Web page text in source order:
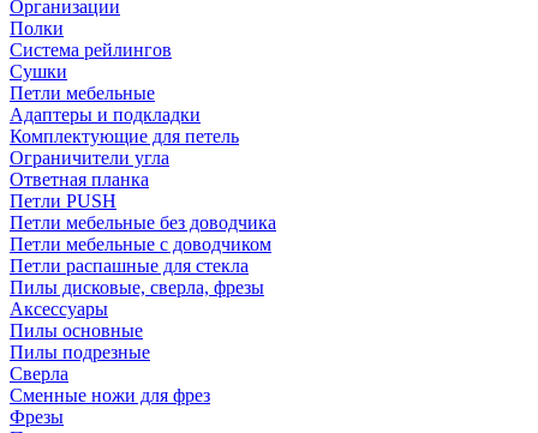
Организации
Полки
Система рейлингов
Сушки
Петли мебельные
Адаптеры и подкладки
Комплектующие для петель
Ограничители угла
Ответная планка
Петли PUSH
Петли мебельные без доводчика
Петли мебельные с доводчиком
Петли распашные для стекла
Пилы дисковые, сверла, фрезы
Аксессуары
Пилы основные
Пилы подрезные
Сверла
Сменные ножи для фрез
Фрезы